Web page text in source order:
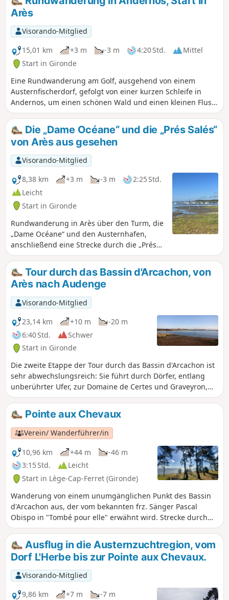
Arès
Visorando-Mitglied
15,01 km
+3 m -3 m 4:20 Std.
Mittel
Start in Gironde
Eine Rundwanderung am Golf, ausgehend von einem
Austernfischerdorf, gefolgt von einer kurzen Schleife in
Andernos, um einen schönen Wald und einen kleinen Fluss
zu genießen. Auf dem Rückweg schlage ich Ihnen vor, die
Wanderung zu verlängern und einen Abstecher in die
Salzwiesen zu machen.Die App Visorando ist im Wald von
Andernos sehr zu empfehlen.
Die „Dame Océane“ und die „Prés Salés“
von Arès aus gesehen
Visorando-Mitglied
8,38 km
+3 m -3 m
2:25 Std.
Leicht
Start in Gironde
Rundwanderung in Arès über den Turm, die
„Dame Océane“ und den Austernhafen,
anschließend eine Strecke durch die „Prés
Salés“. ⚠️ Hunde und Fahrräder sind im
Naturschutzgebiet „Prés Salés“ von Arès und
Lège-Cap-Ferret verboten.
Tour durch das Bassin d'Arcachon, von
Arès nach Audenge
Visorando-Mitglied
23,14 km
+10 m
-20 m
6:40 Std.
Schwer
Start in Gironde
Die zweite Etappe der Tour durch das Bassin d'Arcachon ist
sehr abwechslungsreich: Sie führt durch Dörfer, entlang
unberührter Ufer, zur Domaine de Certes und Graveyron,
wo weitere Wanderungen unternommen werden können,
und in die angenehme Stadt Audenge. Wenn Sie nur eine
Etappe machen möchten, sollten Sie sich für diese
entscheiden.
Pointe aux Chevaux
Verein/ Wanderführer/in
10,96 km
+44 m
-46 m
3:15 Std.
Leicht
Start in Lège-Cap-Ferret (Gironde)
Wanderung von einem unumgänglichen Punkt des Bassin
d'Arcachon aus, der vom bekannten frz. Sänger Pascal
Obispo in "Tombé pour elle" erwähnt wird. Strecke durch
den Wald, Zugang zum Meer über einen wilden Pass,
Wanderung am Rand der Wellen (vielleicht mit den Füßen
im Wasser), Rückweg durch den Wald zum
Naturschutzgebiet der Reservoirs von Piraillan und zu den
Stränden des Becken von Arcachon und dem Austerndorf
Grand Piquey. Eine abwechslungsreiche und reizvolle
Wanderung.
Ausflug in die Austernzuchtregion, vom
Dorf L'Herbe bis zur Pointe aux Chevaux.
Visorando-Mitglied
9,86 km
+7 m
-7 m